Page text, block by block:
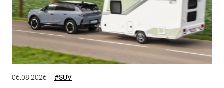
06.08.2026 #SUV